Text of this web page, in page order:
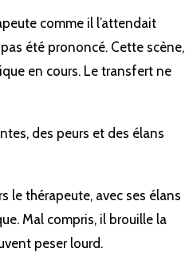
comme il l’attendait
été prononcé. Cette scène,
en cours. Le transfert ne
des peurs et des élans
le thérapeute, avec ses élans
Mal compris, il brouille la
peser lourd.